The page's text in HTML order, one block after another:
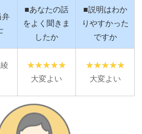
弁
■あなたの話
をよく聞きま
したか
■説明はわか
りやすかった
ですか
大変よい 大変よい